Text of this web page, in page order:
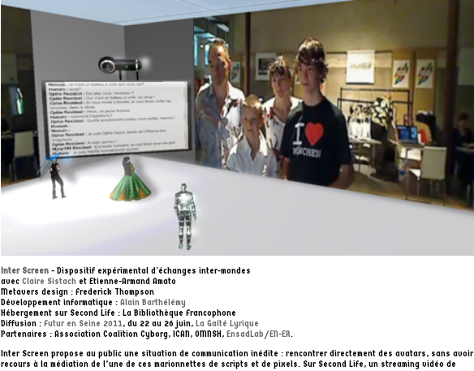
Inter Screen - Dispositif expérimental d'échanges inter-mondes
avec Claire Sistach et Etienne-Armand Amato
Metavers design : Frederick Thompson
Développement informatique : Alain Barthélémy
Hébergement sur Second Life : La Bibliothèque Francophone
Diffusion : Futur en Seine 2011, du 22 au 26 juin, La Gaîté Lyrique
Partenaires : Association Coalition Cyborg, ICAN, OMNSH, EnsadLab/EN-ER.
Inter Screen propose au public une situation de communication inédite : rencontrer directement des avatars, sans avoir
recours à la médiation de l’une de ces marionnettes de scripts et de pixels. Sur Second Life, un streaming vidéo de